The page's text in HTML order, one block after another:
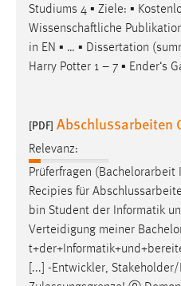
Studiums 4 ▪ Ziele: ▪
Wissenschaftliche
in EN ▪ … ▪ Dissertation
Harry Potter 1 – 7 ▪ Ender‘s
[PDF] Abschlussarbeiten
Relevanz:
Prüferfragen (Bachelorarbeit
Recipies für
bin Student der Informatik
Verteidigung meiner
[...] -Entwickler,
Zweck:
Dieser Cookie ist
einloggen zu können.
Cookie Laufzeit:
STATISTIK
Statistik Cookies
Diese Informationen
unsere Besucher unsere
Matomo